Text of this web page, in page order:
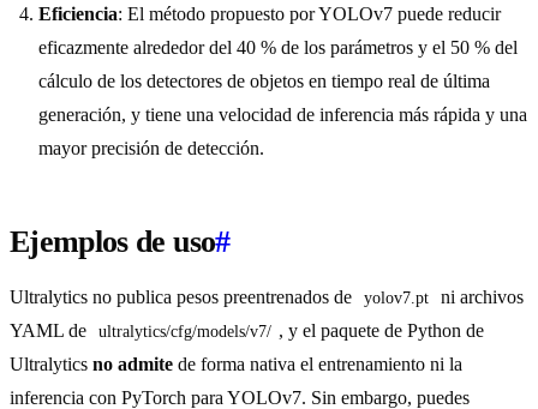
Eficiencia: El método propuesto por YOLOv7 puede reducir
eficazmente alrededor del 40 % de los parámetros y el 50 % del
cálculo de los detectores de objetos en tiempo real de última
generación, y tiene una velocidad de inferencia más rápida y una
mayor precisión de detección.
Ejemplos de uso#
Ultralytics no publica pesos preentrenados de yolov7.pt
ni archivos
YAML de
ultralytics/cfg/models/v7/ , y el paquete de Python de
Ultralytics no admite de forma nativa el entrenamiento ni la
inferencia con PyTorch para YOLOv7. Sin embargo, puedes